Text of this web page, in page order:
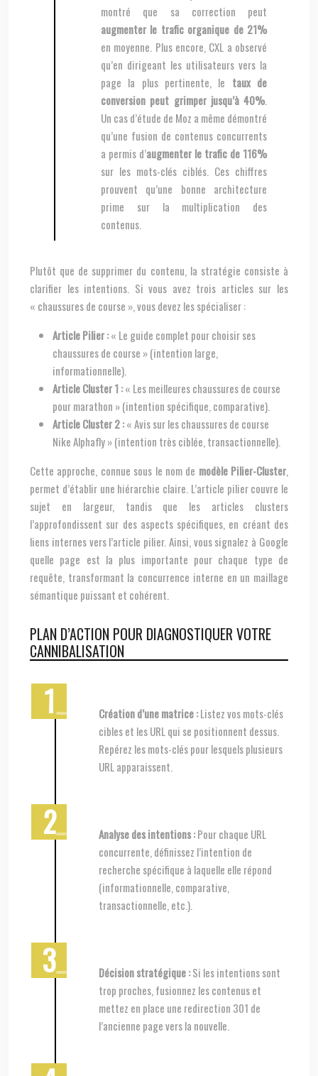
montré que sa correction peut
augmenter le trafic organique de 21%
en moyenne. Plus encore, CXL a observé
qu’en dirigeant les utilisateurs vers la
page la plus pertinente, le taux de
conversion peut grimper jusqu’à 40%
Un cas d’étude de Moz a même démontré
qu’une fusion de contenus concurrents
a permis d’augmenter le trafic de 116%
sur les mots-clés ciblés. Ces chiffres
prouvent qu’une bonne architecture
prime sur la multiplication des
contenus.
Plutôt que de supprimer du contenu, la stratégie consiste à
clarifier les intentions. Si vous avez trois articles sur les
« chaussures de course », vous devez les spécialiser :
Article Pilier :« Le guide complet pour choisir ses
chaussures de course » (intention large,
informationnelle).
Article Cluster 1 :« Les meilleures chaussures de course
pour marathon » (intention spécifique, comparative).
Article Cluster 2 :« Avis sur les chaussures de course
Nike Alphafly » (intention très ciblée, transactionnelle).
Cette approche, connue sous le nom de modèle Pilier-Cluster
permet d’établir une hiérarchie claire. L’article pilier couvre le
sujet en largeur, tandis que les articles clusters
l’approfondissent sur des aspects spécifiques, en créant des
liens internes vers l’article pilier. Ainsi, vous signalez à Google
quelle page est la plus importante pour chaque type de
requête, transformant la concurrence interne en un maillage
sémantique puissant et cohérent.
PLAN D’ACTION POUR DIAGNOSTIQUER VOTRE
CANNIBALISATION
Création d’une matrice :Listez vos mots-clés
cibles et les URL qui se positionnent dessus.
Repérez les mots-clés pour lesquels plusieurs
URL apparaissent.
Analyse des intentions :Pour chaque URL
concurrente, définissez l’intention de
recherche spécifique à laquelle elle répond
(informationnelle, comparative,
transactionnelle, etc.).
Décision stratégique :Si les intentions sont
trop proches, fusionnez les contenus et
mettez en place une redirection 301 de
l’ancienne page vers la nouvelle.